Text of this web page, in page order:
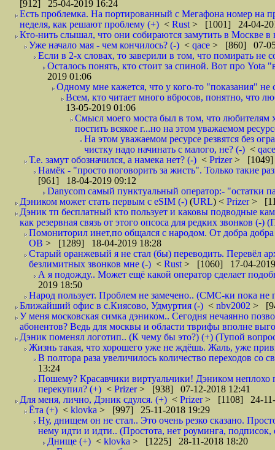
[912] 25-04-2019 16:24
Есть проблемка. На портированный с Мегафона номер на
неделя, как решают проблему (+) < Rust > [1001] 24-04-
Кто-нить слышал, что они собираются замутить в Москве в
Уже начало мая - чем кончилось? (-) < qace > [860] 07-
Если в 2-х словах, то заверили в том, что помирать не
Осталось понять, кто стоит за спиной. Вот про Yota
2019 01:06
Одному мне кажется, что у кого-то "показания" не
Всем, кто читает много вбросов, понятно, что
13-05-2019 01:06
Смысл моего моста был в том, что любителям
постить всякое г...но на этом уважаемом
На этом уважаемом ресурсе резвятся без
чистку надо начинать с малого, не? (-) <
Т.е. замут обозначился, а намека нет? (-) < Prizer> [1049]
Намёк - "просто поговорить за жисть". Только такие
[961] 18-04-2019 09:12
Danycom самый пунктуальный оператор:- "остатки
Дэником может стать первым с еSIM (-) (URL) < Prizer>
Дэник тп бесплатный кто пользует и каковы подводные
как резервная связь от этого опсоса для редких звонков (-)
Помониторил инет,по общался с народом. От добра
ОВ > [1289] 18-04-2019 18:28
Старый оранжевый я не стал (бы) переводить. Перевёл
безлимитных звонков мне (-) < Rust > [1060] 17-04-
А я подожду.. Может ещё какой оператор сделает
2019 18:50
Народ пользует. Проблем не замечено.. (СМС-ки пока
Ближайший офис в с.Киясово, Удмуртия (-) < nbv2002 >
У меня московская симка дэником.. Сегодня нечаянно
абонентов? Ведь для москвы и области тврифы вполне
Дэник поменял логотип.. (К чему бы это?) (+) (Тупой
Жизнь такая, что хорошего уже не ждёшь. Жаль, уже
В полтора раза увеличилось количество переходов
13:24
Пошему? Красавчики виртуальчики! Дэником
перекупил? (+) < Prizer> [938] 07-12-2018 12:41
Для меня, лично, Дэник сдулся. (+) < Prizer> [1108] 24-11-
Ёта (+) < klovka > [997] 25-11-2018 19:29
Ну, днищем он не стал.. Это очень резко сказано.
нему идти и идти.. (Простота, нет роуминга,
Днище (+) < klovka > [1225] 28-11-2018 18:20